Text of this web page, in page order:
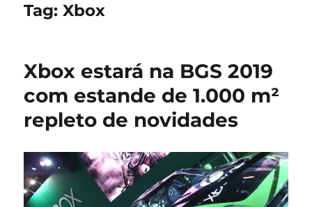
Tag:Xbox
Xbox estará na BGS 2019
com estande de 1.000 m²
repleto de novidades